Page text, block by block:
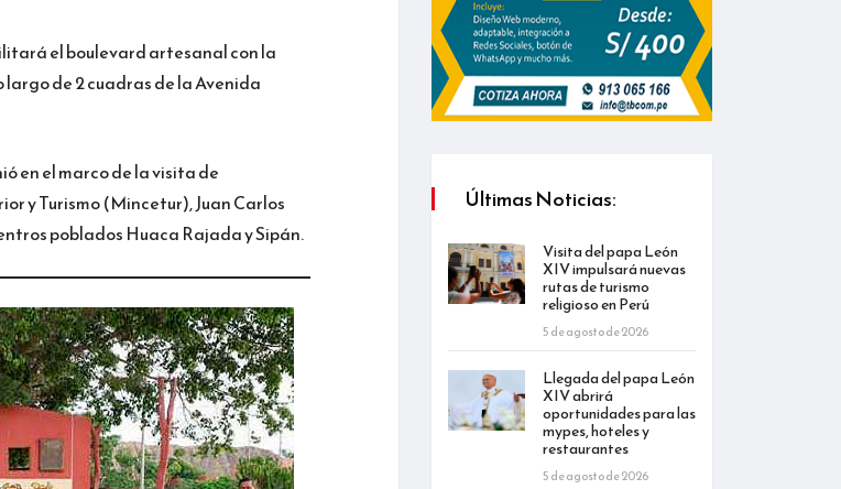
el boulevard artesanal con la
de 2 cuadras de la Avenida
en el marco de la visita de
y Turismo (Mincetur), Juan Carlos
poblados Huaca Rajada y Sipán.
Últimas Noticias:
Visita del papa León
XIV impulsará nuevas
rutas de turismo
religioso en Perú
5 de agosto de 2026
Llegada del papa León
XIV abrirá
oportunidades para las
mypes, hoteles y
restaurantes
5 de agosto de 2026